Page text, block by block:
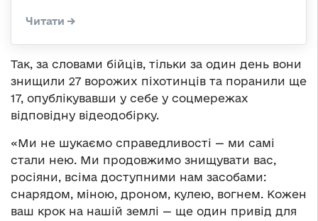
Так, за словами бійців, тільки за один день вони
знищили 27 ворожих піхотинців та поранили ще
17, опублікувавши у себе у соцмережах
відповідну відеодобірку.
«Ми не шукаємо справедливості — ми самі
стали нею. Ми продовжимо знищувати вас,
росіяни, всіма доступними нам засобами:
снарядом, міною, дроном, кулею, вогнем. Кожен
ваш крок на нашій землі — ще один привід для